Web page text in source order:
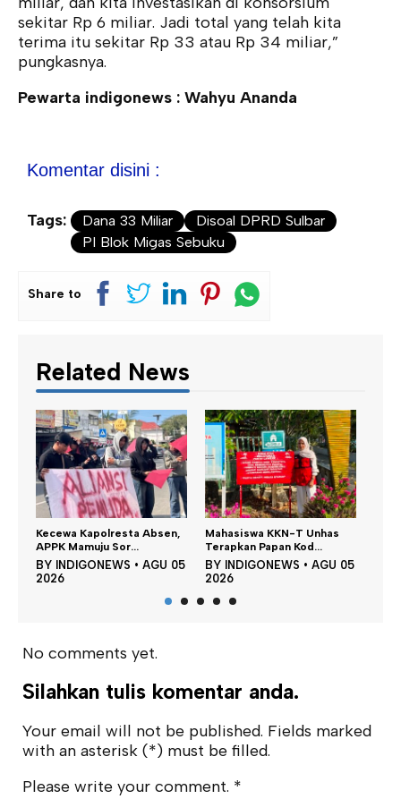
sekitar Rp 6 miliar. Jadi total yang telah kita
terima itu sekitar Rp 33 atau Rp 34 miliar,”
pungkasnya.
Pewarta indigonews : Wahyu Ananda
Komentar disini :
Tags: Dana 33 Miliar
Disoal DPRD Sulbar
PI Blok Migas Sebuku
Share to
Related News
Mahasiswa KKN-T Unhas
Terapkan Papan Kod...
BYINDIGONEWS •AGU 05
2026
Satu DPO Pengeroyokan
SPBU Tapalang Dita...
BYINDIGONEWS •AGU 05
2026
No comments yet.
Silahkan tulis komentar anda.
Your email will not be published. Fields marked
with an asterisk (*) must be filled.
Please write your comment. *